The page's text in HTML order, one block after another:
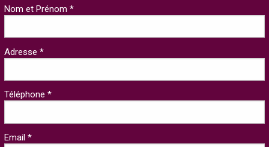
Nom et Prénom *
Adresse *
Téléphone *
Email *